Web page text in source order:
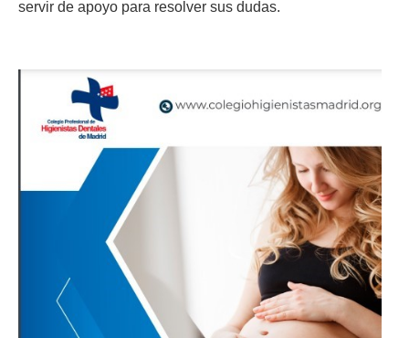
servir de apoyo para resolver sus dudas.